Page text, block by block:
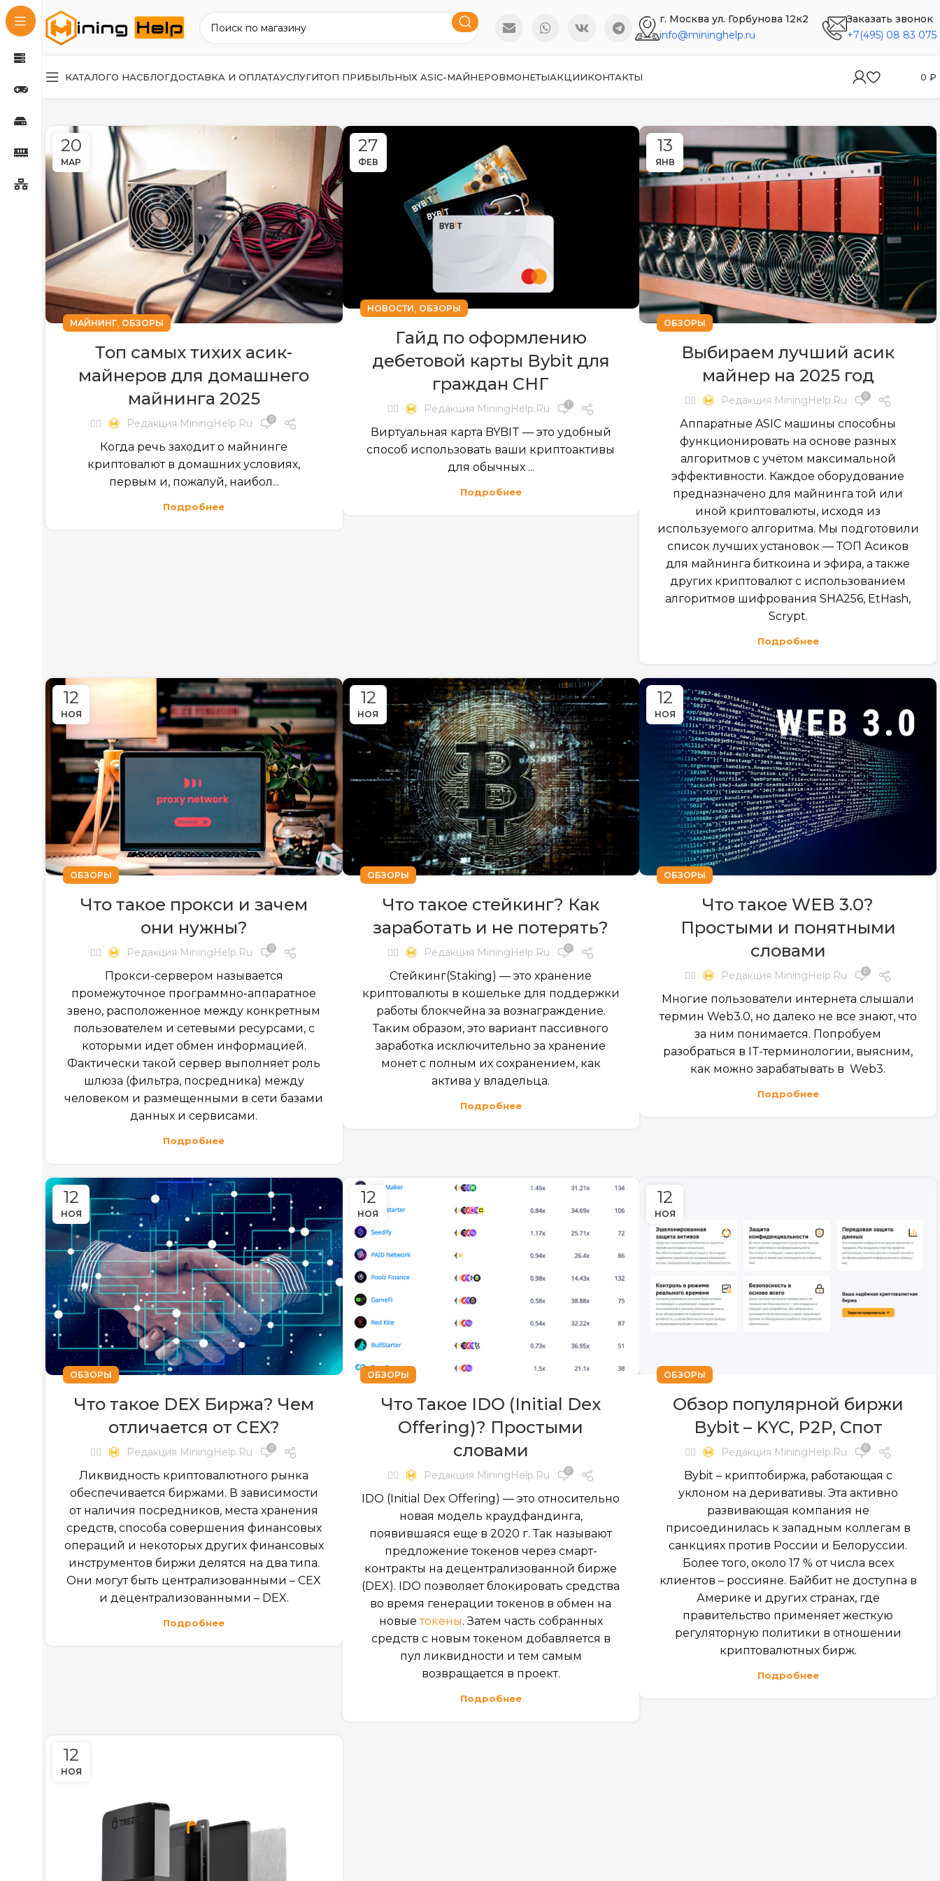
г. Москва ул. Горбунова 12к2
info@mininghelp.ru
Заказать звонок
+7(495) 08 83 075
КАТАЛОГО НАСБЛОГДОСТАВКА И ОПЛАТАУСЛУГИТОП ПРИБЫЛЬНЫХ ASIC-МАЙНЕРОВМОНЕТЫАКЦИИКОНТАКТЫ 0 ₽
20
МАР
МАЙНИНГ, ОБЗОРЫ
Топ самых тихих асик-
майнеров для домашнего
майнинга 2025
✍🏻 Редакция MiningHelp.ru 0
Когда речь заходит о майнинге
криптовалют в домашних условиях,
первым и, пожалуй, наибол...
Подробнее
27
ФЕВ
НОВОСТИ, ОБЗОРЫ
Гайд по оформлению
дебетовой карты Bybit для
граждан СНГ
✍🏻 Редакция MiningHelp.ru 1
Виртуальная карта BYBIT — это удобный
способ использовать ваши криптоактивы
для обычных ...
Подробнее
13
ЯНВ
ОБЗОРЫ
Выбираем лучший асик
майнер на 2025 год
✍🏻 Редакция MiningHelp.ru 0
Аппаратные ASIC машины способны
функционировать на основе разных
алгоритмов с учётом максимальной
эффективности. Каждое оборудование
предназначено для майнинга той или
иной криптовалюты, исходя из
используемого алгоритма. Мы подготовили
список лучших установок — ТОП Асиков
для майнинга биткоина и эфира, а также
других криптовалют с использованием
алгоритмов шифрования SHA256, EtHash,
Scrypt.
Подробнее
12
НОЯ
ОБЗОРЫ
Что такое прокси и зачем
они нужны?
✍🏻 Редакция MiningHelp.ru 0
Прокси-сервером называется
промежуточное программно-аппаратное
звено, расположенное между конкретным
пользователем и сетевыми ресурсами, с
которыми идет обмен информацией.
Фактически такой сервер выполняет роль
шлюза (фильтра, посредника) между
человеком и размещенными в сети базами
данных и сервисами.
Подробнее
12
НОЯ
ОБЗОРЫ
Что такое стейкинг? Как
заработать и не потерять?
✍🏻 Редакция MiningHelp.ru 0
Стейкинг(Staking) — это хранение
криптовалюты в кошельке для поддержки
работы блокчейна за вознаграждение.
Таким образом, это вариант пассивного
заработка исключительно за хранение
монет с полным их сохранением, как
актива у владельца.
Подробнее
12
НОЯ
ОБЗОРЫ
Что такое WEB 3.0?
Простыми и понятными
словами
✍🏻 Редакция MiningHelp.ru 0
Многие пользователи интернета слышали
термин Web3.0, но далеко не все знают, что
за ним понимается. Попробуем
разобраться в IT-терминологии, выясним,
как можно зарабатывать в Web3.
Подробнее
12
НОЯ
ОБЗОРЫ
Что такое DEX Биржа? Чем
отличается от CEX?
✍🏻 Редакция MiningHelp.ru 0
Ликвидность криптовалютного рынка
обеспечивается биржами. В зависимости
от наличия посредников, места хранения
средств, способа совершения финансовых
операций и некоторых других финансовых
инструментов биржи делятся на два типа.
Они могут быть централизованными – CEX
и децентрализованными – DEX.
Подробнее
12
НОЯ
ОБЗОРЫ
Что Такое IDO (Initial Dex
Offering)? Простыми
словами
✍🏻 Редакция MiningHelp.ru 0
IDO (Initial Dex Offering) — это относительно
новая модель краудфандинга,
появившаяся еще в 2020 г. Так называют
предложение токенов через смарт-
контракты на децентрализованной бирже
(DEX). IDO позволяет блокировать средства
во время генерации токенов в обмен на
новыетокены. Затем часть собранных
средств с новым токеном добавляется в
пул ликвидности и тем самым
возвращается в проект.
Подробнее
12
НОЯ
ОБЗОРЫ
Обзор популярной биржи
Bybit – KYC, P2P, Спот
✍🏻 Редакция MiningHelp.ru 0
Bybit – криптобиржа, работающая с
уклоном на деривативы. Эта активно
развивающая компания не
присоединилась к западным коллегам в
санкциях против России и Белоруссии.
Более того, около 17 % от числа всех
клиентов – россияне. Байбит не доступна в
Америке и других странах, где
правительство применяет жесткую
регуляторную политики в отношении
криптовалютных бирж.
Подробнее
12
НОЯ